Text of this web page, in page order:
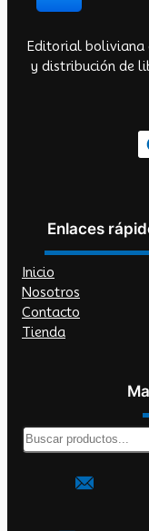
Editorial boliviana
y distribución de
Enlaces
Inicio
Nosotros
Contacto
Tienda
B